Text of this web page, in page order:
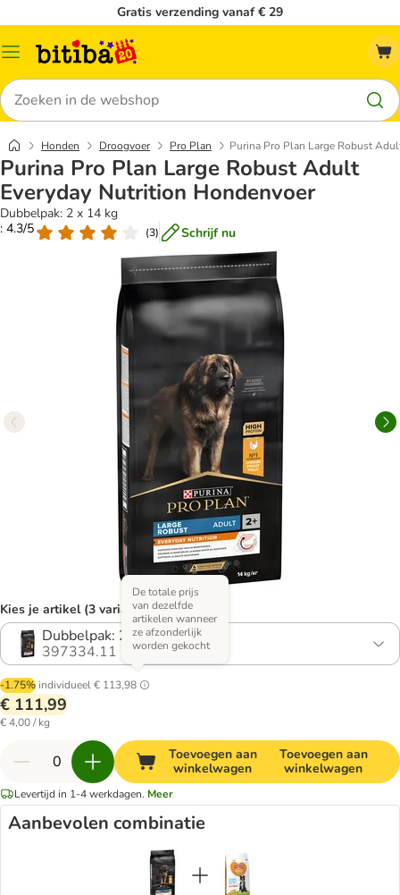
Gratis verzending vanaf € 29
Catalogusmenu
Zoeken
Honden Droogvoer Pro Plan Purina Pro Plan Large Robust
Purina Pro Plan Large Robust Adult
Everyday Nutrition Hondenvoer
Dubbelpak: 2 x 14 kg
: 4.3/5
(3) Schrijf nu
Kies je artikel (3 varianten)
Dubbelpak: 2 x 14 kg
397334.11
-1.75% individueel€ 113,98
De totale prijs
van dezelfde
artikelen wanneer
ze afzonderlijk
worden gekocht
€ 111,99
€ 4,00 / kg
Toevoegen aan
winkelwagen
Toevoegen aan
winkelwagen
Levertijd in 1-4 werkdagen. Meer
Aanbevolen combinatie